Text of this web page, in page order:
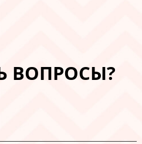
ВОПРОСЫ?